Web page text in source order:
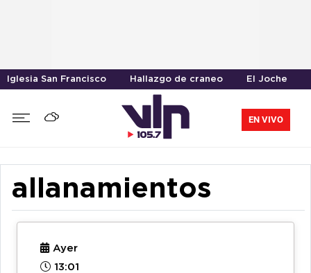
Iglesia San Francisco Hallazgo de craneo El Joche
EN VIVO
allanamientos
Ayer
13:01